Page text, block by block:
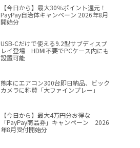
【今日から】最大30％ポイント還元！
PayPay自治体キャンペーン 2026年8月
開始分
USB-Cだけで使える9.2型サブディスプ
レイ登場 HDMI不要でPCケース内にも
設置可能
熊本にエアコン300台即日納品、ビック
カメラに称賛「大ファインプレー」
【今日から】最大4万円分お得な
「PayPay商品券」キャンペーン 2026
年8月受付開始分